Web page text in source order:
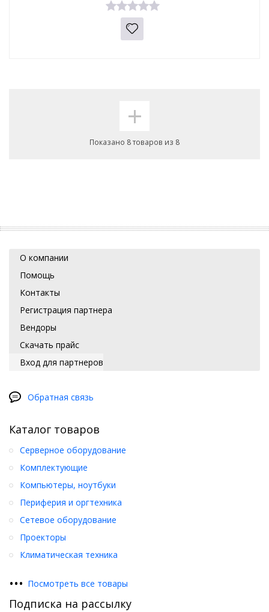
+
Показано 8 товаров из 8
О компании
Помощь
Контакты
Регистрация партнера
Вендоры
Скачать прайс
Вход для партнеров
Обратная связь
Каталог товаров
Серверное оборудование
Комплектующие
Компьютеры, ноутбуки
Периферия и оргтехника
Сетевое оборудование
Проекторы
Климатическая техника
••• Посмотреть все товары
Подписка на рассылку